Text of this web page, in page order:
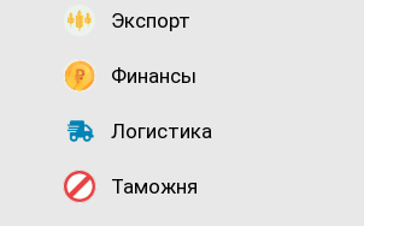
Экспорт
Финансы
Логистика
Таможня